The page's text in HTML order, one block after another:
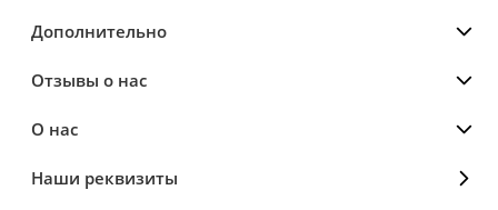
Дополнительно
Отзывы о нас
О нас
Наши реквизиты